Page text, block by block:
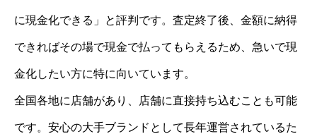
に現金化できる」と評判です。査定終了後、金額に納得
できればその場で現金で払ってもらえるため、急いで現
金化したい方に特に向いています。
全国各地に店舗があり、店舗に直接持ち込むことも可能
です。安心の大手ブランドとして長年運営されているた